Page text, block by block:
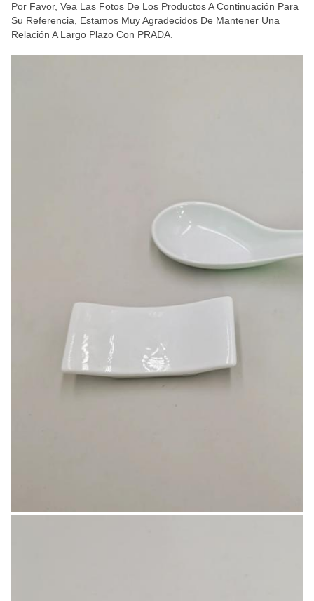
Por Favor, Vea Las Fotos De Los Productos A Continuación Para
Su Referencia, Estamos Muy Agradecidos De Mantener Una
Relación A Largo Plazo Con PRADA.